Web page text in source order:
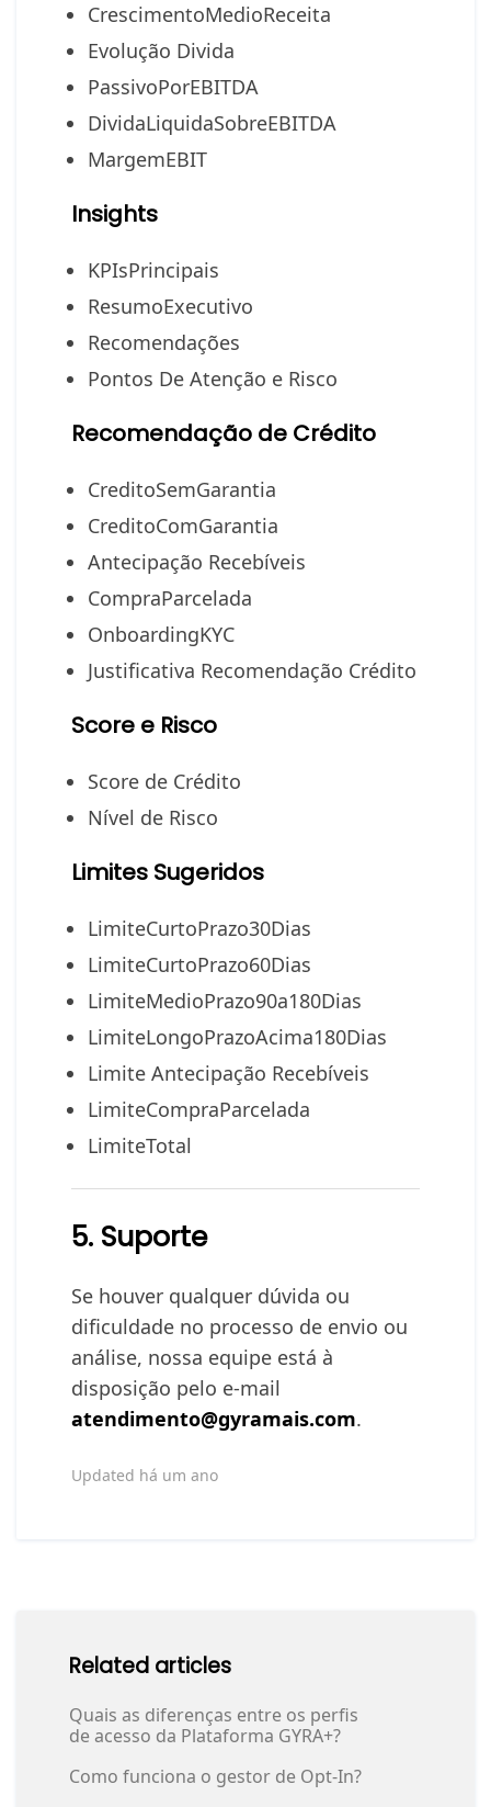
CrescimentoMedioReceita
Evolução Divida
PassivoPorEBITDA
DividaLiquidaSobreEBITDA
MargemEBIT
Insights
KPIsPrincipais
ResumoExecutivo
Recomendações
Pontos De Atenção e Risco
Recomendação de Crédito
CreditoSemGarantia
CreditoComGarantia
Antecipação Recebíveis
CompraParcelada
OnboardingKYC
Justificativa Recomendação Crédito
Score e Risco
Score de Crédito
Nível de Risco
Limites Sugeridos
LimiteCurtoPrazo30Dias
LimiteCurtoPrazo60Dias
LimiteMedioPrazo90a180Dias
LimiteLongoPrazoAcima180Dias
Limite Antecipação Recebíveis
LimiteCompraParcelada
LimiteTotal
5. Suporte
Se houver qualquer dúvida ou
dificuldade no processo de envio ou
análise, nossa equipe está à
disposição pelo e-mail
atendimento@gyramais.com.
Updated há um ano
Related articles
Quais as diferenças entre os perfis
de acesso da Plataforma GYRA+?
Como funciona o gestor de Opt-In?